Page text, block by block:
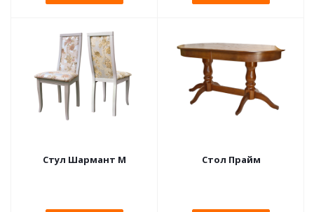
Стул Шармант М Стол Прайм